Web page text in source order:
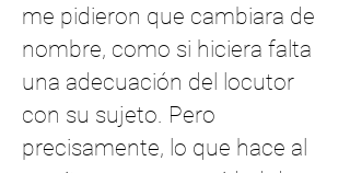
me pidieron que cambiara de
nombre, como si hiciera falta
una adecuación del locutor
con su sujeto. Pero
precisamente, lo que hace al